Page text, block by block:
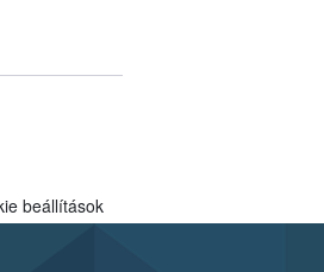
beállítások